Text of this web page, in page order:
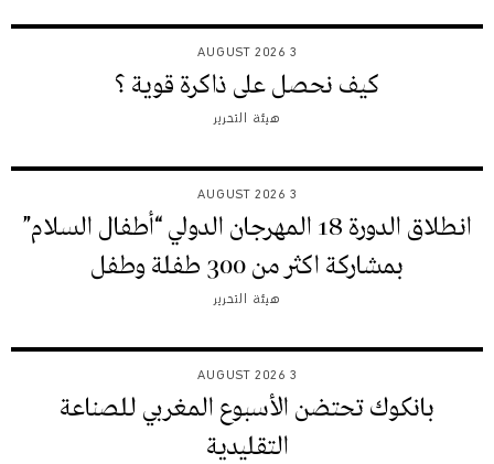
3 AUGUST 2026
كيف نحصل على ذاكرة قوية ؟
هيئة التحرير
3 AUGUST 2026
انطلاق الدورة 18 المهرجان الدولي “أطفال السلام”
بمشاركة اكثر من 300 طفلة وطفل
هيئة التحرير
3 AUGUST 2026
بانكوك تحتضن الأسبوع المغربي للصناعة
التقليدية